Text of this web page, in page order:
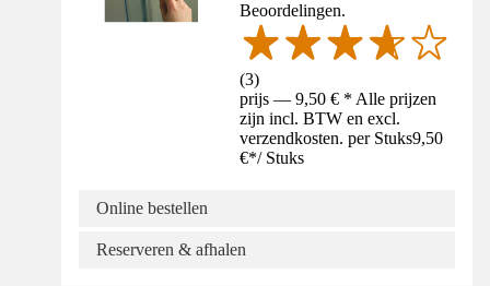
Beoordelingen.
(3)
prijs — 9,50 € * Alle prijzen
zijn incl. BTW en excl.
verzendkosten. per Stuks9,50
€*/ Stuks
Online bestellen
Reserveren & afhalen